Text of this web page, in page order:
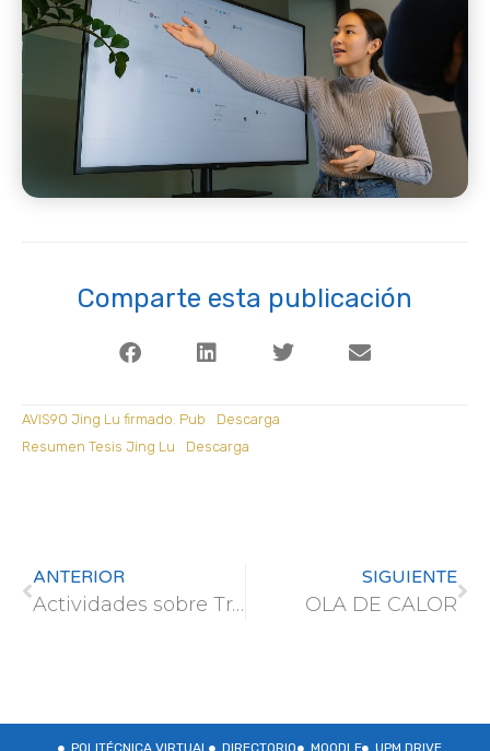
Comparte esta publicación
AVIS9O Jing Lu firmado. Pub
Descarga
Resumen Tesis Jing Lu
Descarga
ANTERIOR
Actividades sobre Trashumancia y Ganadería Extensiva en Cuenca y la Serranía
SIGUIENTE
OLA DE CALOR